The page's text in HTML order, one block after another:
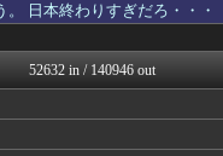
U-1 NEWS.
女子アナお宝画像速報－5c...
不思議.net - 5ch...
アニはつ -アニメ発信場-
日本終わりすぎだろ・・・
52632 in / 140946 out